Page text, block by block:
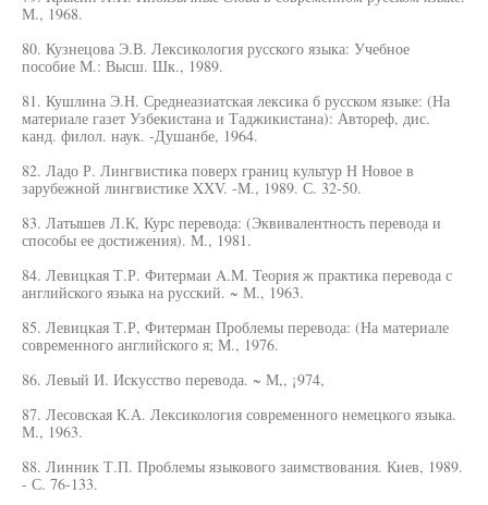
М., 1968.
80. Кузнецова Э.В. Лексикология русского языка: Учебное
пособие М.: Высш. Шк., 1989.
81. Кушлина Э.Н. Среднеазиатская лексика б русском языке: (На
материале газет Узбекистана и Таджикистана): Автореф, дис.
канд. филол. наук. -Душанбе, 1964.
82. Ладо Р. Лингвистика поверх границ культур Н Новое в
зарубежной лингвистике XXV. -М., 1989. С. 32-50.
83. Латышев Л.К, Курс перевода: (Эквивалентность перевода и
способы ее достижения). М., 1981.
84. Левицкая Т.Р. Фитермаи A.M. Теория ж практика перевода с
английского языка на русский. ~ М., 1963.
85. Левицкая Т.Р, Фитерман Проблемы перевода: (На материале
современного английского я; М., 1976.
86. Левый И. Искусство перевода. ~ М,, ¡974,
87. Лесовская К.А. Лексикология современного немецкого языка.
М., 1963.
88. Линник Т.П. Проблемы языкового заимствования. Киев, 1989.
- С. 76-133.